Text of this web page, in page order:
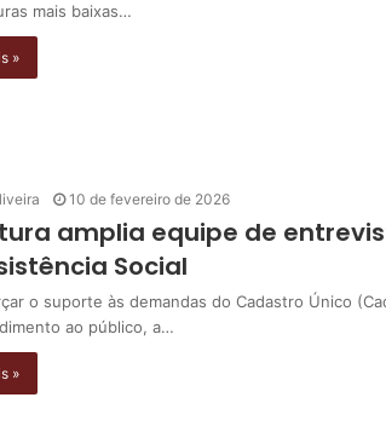
mais baixas…
»
10 de fevereiro de 2026
amplia equipe de
Social
o suporte às demandas do Cadastro Único
ao público, a…
»